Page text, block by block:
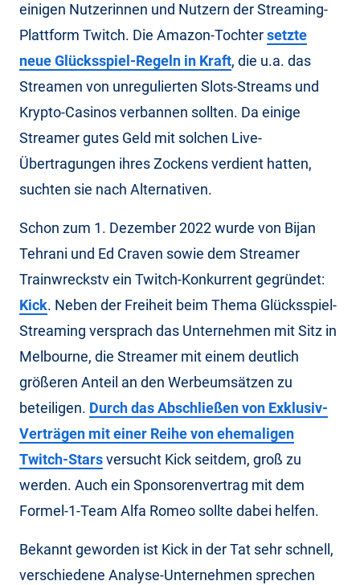
einigen Nutzerinnen und Nutzern der Streaming-
Plattform Twitch. Die Amazon-Tochtersetzte
neue Glücksspiel-Regeln in Kraft, die u.a. das
Streamen von unregulierten Slots-Streams und
Krypto-Casinos verbannen sollten. Da einige
Streamer gutes Geld mit solchen Live-
Übertragungen ihres Zockens verdient hatten,
suchten sie nach Alternativen.
Schon zum 1. Dezember 2022 wurde von Bijan
Tehrani und Ed Craven sowie dem Streamer
Trainwreckstv ein Twitch-Konkurrent gegründet:
Kick. Neben der Freiheit beim Thema Glücksspiel-
Streaming versprach das Unternehmen mit Sitz in
Melbourne, die Streamer mit einem deutlich
größeren Anteil an den Werbeumsätzen zu
beteiligen. Durch das Abschließen von Exklusiv-
Verträgen mit einer Reihe von ehemaligen
Twitch-Starsversucht Kick seitdem, groß zu
werden. Auch ein Sponsorenvertrag mit dem
Formel-1-Team Alfa Romeo sollte dabei helfen.
Bekannt geworden ist Kick in der Tat sehr schnell,
verschiedene Analyse-Unternehmen sprechen